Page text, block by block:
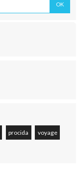
procida voyage